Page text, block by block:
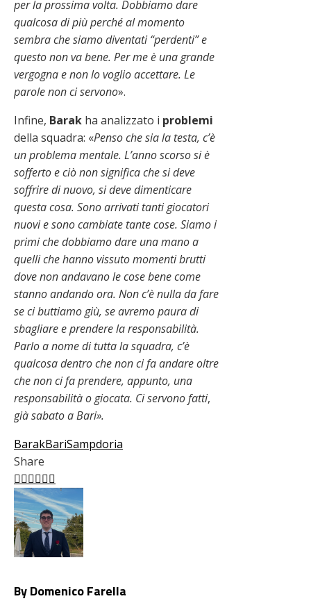
per la prossima volta. Dobbiamo dare
qualcosa di più perché al momento
sembra che siamo diventati “perdenti” e
questo non va bene. Per me è una grande
vergogna e non lo voglio accettare. Le
parole non ci servono».
Infine, Barak ha analizzato i problemi
della squadra: «Penso che sia la testa, c’è
un problema mentale. L’anno scorso si è
sofferto e ciò non significa che si deve
soffrire di nuovo, si deve dimenticare
questa cosa. Sono arrivati tanti giocatori
nuovi e sono cambiate tante cose. Siamo i
primi che dobbiamo dare una mano a
quelli che hanno vissuto momenti brutti
dove non andavano le cose bene come
stanno andando ora. Non c’è nulla da fare
se ci buttiamo giù, se avremo paura di
sbagliare e prendere la responsabilità.
Parlo a nome di tutta la squadra, c’è
qualcosa dentro che non ci fa andare oltre
che non ci fa prendere, appunto, una
responsabilità o giocata. Ci servono fatti,
già sabato a Bari».
BarakBariSampdoria
Share
Facebook
Twitter
LinkedIn
Pinterest
Stumbleupon
By Domenico Farella